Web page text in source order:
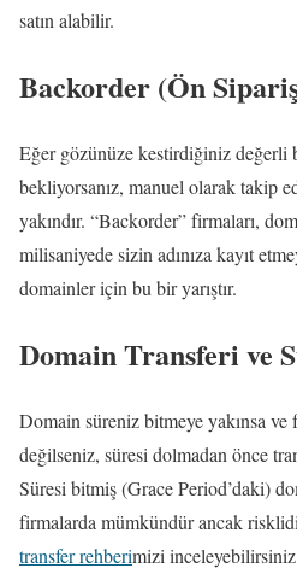
satın alabilir.
Backorder (Ön
Eğer gözünüze kestirdiğiniz değerli
bekliyorsanız, manuel olarak takip
yakındır. “Backorder” firmaları,
milisaniyede sizin adınıza kayıt
domainler için bu bir yarıştır.
Domain Transferi ve
Domain süreniz bitmeye yakınsa ve
değilseniz, süresi dolmadan önce
Süresi bitmiş (Grace Period’daki)
firmalarda mümkündür ancak
transfer rehberimizi